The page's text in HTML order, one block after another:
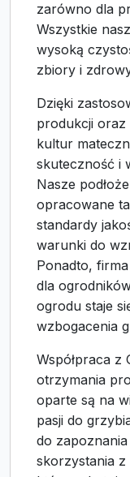
zarówno dla
Wszystkie
wysoką
zbiory i
Dzięki
produkcji
kultur
skuteczność i
Nasze
opracowane
standardy
warunki do
Ponadto,
dla
ogrodu staje
wzbogacenia
Współpraca z
otrzymania
oparte są na
pasji do
do
skorzystania